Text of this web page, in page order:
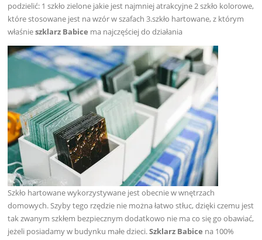
podzielić: 1 szkło zielone jakie jest najmniej atrakcyjne 2 szkło kolorowe,
które stosowane jest na wzór w szafach 3.szkło hartowane, z którym
właśnieszklarz Babice ma najczęściej do działania
Szkło hartowane wykorzystywane jest obecnie w wnętrzach
domowych. Szyby tego rzędzie nie można łatwo stłuc, dzięki czemu jest
tak zwanym szkłem bezpiecznym dodatkowo nie ma co się go obawiać,
jeżeli posiadamy w budynku małe dzieci.Szklarz Babice na 100%